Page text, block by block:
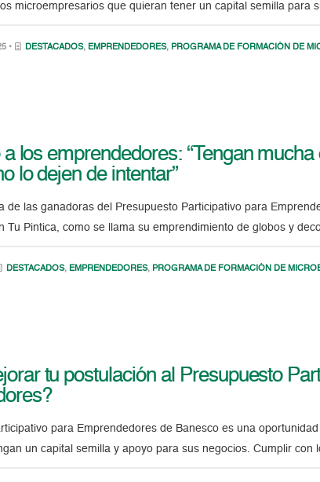
microempresarios que quieran tener un capital semilla para
• DESTACADOS, EMPRENDEDORES, PROGRAMA DE FORMACIÓN DE
los emprendedores: “Tengan
lo dejen de intentar”
de las ganadoras del Presupuesto Participativo para
Tu Pintica, como se llama su emprendimiento de globos y
DESTACADOS, EMPRENDEDORES, PROGRAMA DE FORMACIÓN DE
tu postulación al Presupuesto
para Emprendedores de Banesco es una
un capital semilla y apoyo para sus negocios. Cumplir con